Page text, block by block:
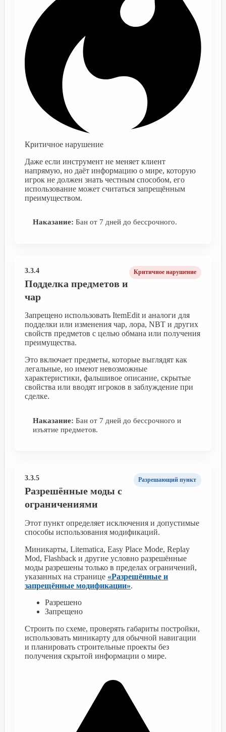
Критичное нарушение
Даже если инструмент не меняет клиент
напрямую, но даёт информацию о мире, которую
игрок не должен знать честным способом, его
использование может считаться запрещённым
преимуществом.
Наказание: Бан от 7 дней до бессрочного.
3.3.4
Подделка предметов и
чар
Критичное нарушение
Запрещено использовать ItemEdit и аналоги для
подделки или изменения чар, лора, NBT и других
свойств предметов с целью обмана или получения
преимущества.
Это включает предметы, которые выглядят как
легальные, но имеют невозможные
характеристики, фальшивое описание, скрытые
свойства или вводят игроков в заблуждение при
сделке.
Наказание: Бан от 7 дней до бессрочного и
изъятие предметов.
3.3.5
Разрешённые моды с
ограничениями
Разрешающий пункт
Этот пункт определяет исключения и допустимые
способы использования модификаций.
Миникарты, Litematica, Easy Place Mode, Replay
Mod, Flashback и другие условно разрешённые
моды разрешены только в пределах ограничений,
указанных на странице «Разрешённые и
запрещённые модификации».
Разрешено
Запрещено
Строить по схеме, проверять габариты постройки,
использовать миникарту для обычной навигации
и планировать строительные проекты без
получения скрытой информации о мире.